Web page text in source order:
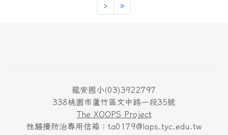
›下一頁
»最後頁
龍安國小(03)3922797
338桃園市蘆竹區文中路一段35號
The XOOPS Project
性騷擾防治專用信箱：ta0179@laps.tyc.edu.tw